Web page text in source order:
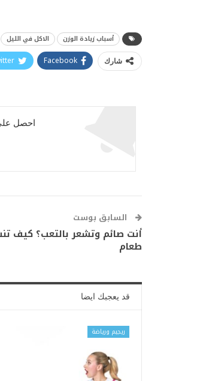
أسباب زيادة الوزن الاكل في الليل
شارك Facebook
احصل
السابق بوست
أنت صائم وتشعر بالتعب؟ كيف
طعام
قد يعجبك ايضا
ريجيم ورياضة